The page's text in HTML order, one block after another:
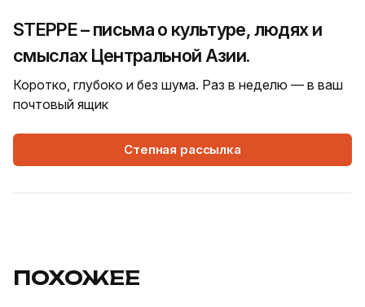
STEPPE – письма о культуре, людях и
смыслах Центральной Азии.
Коротко, глубоко и без шума. Раз в неделю — в ваш
почтовый ящик
Степная рассылка
ПОХОЖЕЕ